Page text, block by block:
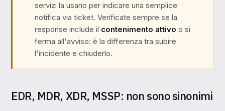
servizi la usano per indicare una semplice
notifica via ticket. Verificate sempre se la
response include il contenimento attivo o si
ferma all'avviso: è la differenza tra subire
l'incidente e chiuderlo.
EDR, MDR, XDR, MSSP: non sono sinonimi